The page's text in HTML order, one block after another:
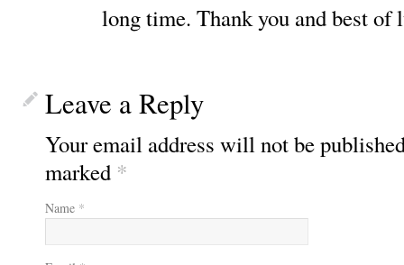
long time. Thank you and best of
Leave a Reply
Your email address will not be
marked *
Name *